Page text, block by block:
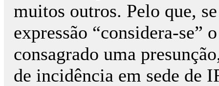
muitos outros. Pelo que,
expressão “considera-se”
consagrado uma
de incidência em sede de